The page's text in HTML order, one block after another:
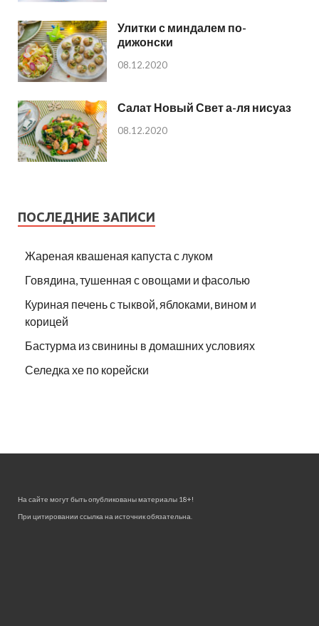
Улитки с миндалем по-
дижонски
08.12.2020
Салат Новый Свет а-ля нисуаз
08.12.2020
ПОСЛЕДНИЕ ЗАПИСИ
Жареная квашеная капуста с луком
Говядина, тушенная с овощами и фасолью
Куриная печень с тыквой, яблоками, вином и
корицей
Бастурма из свинины в домашних условиях
Селедка хе по корейски
На сайте могут быть опубликованы материалы 18+!
При цитировании ссылка на источник обязательна.